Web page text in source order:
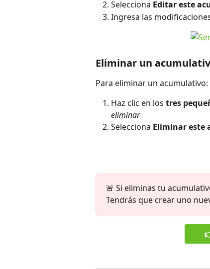
Selecciona Editar este
Ingresa las
Eliminar un
Para eliminar un acumulativo:
Haz clic en los tres
eliminar
Selecciona Eliminar este
🚨 Si eliminas tu
Tendrás que crear uno